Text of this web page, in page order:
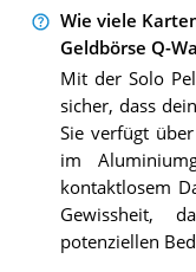
Wie viele
Geldbörse Q-
Mit der Solo
sicher, dass
Sie verfügt
im
kontaktlosem
Gewissheit,
potenziellen